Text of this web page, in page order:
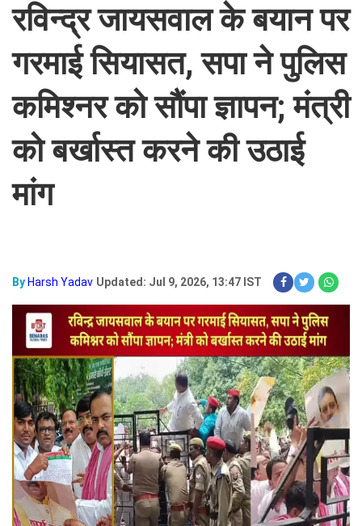
रविन्द्र जायसवाल के बयान पर
गरमाई सियासत, सपा ने पुलिस
कमिश्नर को सौंपा ज्ञापन; मंत्री
को बर्खास्त करने की उठाई
मांग
By Harsh Yadav Updated: Jul 9, 2026, 13:47 IST